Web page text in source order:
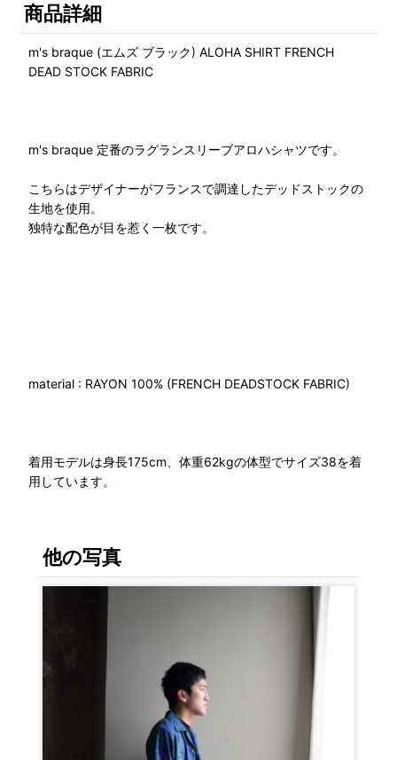
商品詳細
m's braque (エムズ ブラック) ALOHA SHIRT FRENCH
DEAD STOCK FABRIC
m's braque 定番のラグランスリーブアロハシャツです。
こちらはデザイナーがフランスで調達したデッドストックの
生地を使用。
独特な配色が目を惹く一枚です。
material : RAYON 100% (FRENCH DEADSTOCK FABRIC)
着用モデルは身長175cm、体重62kgの体型でサイズ38を着
用しています。
他の写真